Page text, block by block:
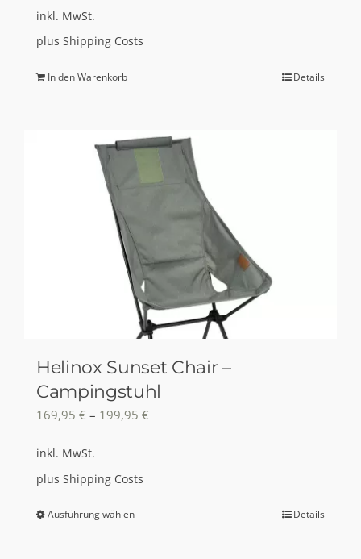
inkl. MwSt.
plus Shipping Costs
In den Warenkorb Details
Helinox Sunset Chair –
Campingstuhl
169,95 € – 199,95 €
inkl. MwSt.
plus Shipping Costs
Ausführung wählenDieses
Details